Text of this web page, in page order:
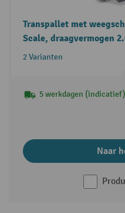
Transpallet met
Scale, draagvermogen
2 Varianten
5 werkdagen (indicatief)
Naar